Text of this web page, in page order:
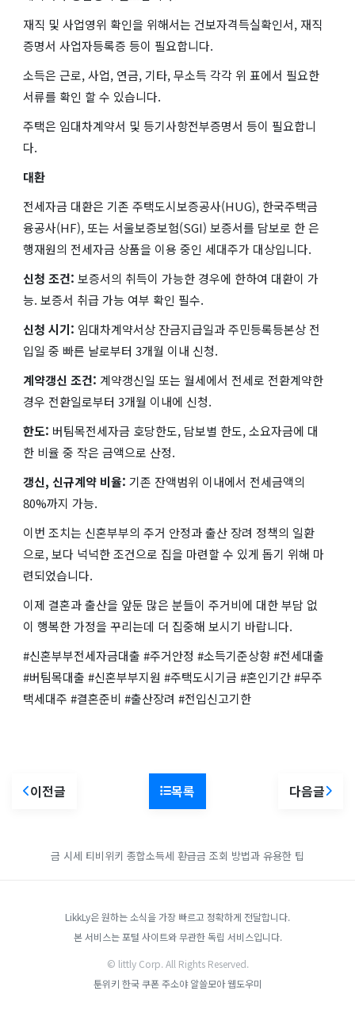
재직 및 사업영위 확인을 위해서는 건보자격득실확인서, 재직
증명서 사업자등록증 등이 필요합니다.
소득은 근로, 사업, 연금, 기타, 무소득 각각 위 표에서 필요한
서류를 확인 할 수 있습니다.
주택은 임대차계약서 및 등기사항전부증명서 등이 필요합니
다.
대환
전세자금 대환은 기존 주택도시보증공사(HUG), 한국주택금
융공사(HF), 또는 서울보증보험(SGI) 보증서를 담보로 한 은
행재원의 전세자금 상품을 이용 중인 세대주가 대상입니다.
신청 조건: 보증서의 취득이 가능한 경우에 한하여 대환이 가
능. 보증서 취급 가능 여부 확인 필수.
신청 시기: 임대차계약서상 잔금지급일과 주민등록등본상 전
입일 중 빠른 날로부터 3개월 이내 신청.
계약갱신 조건: 계약갱신일 또는 월세에서 전세로 전환계약한
경우 전환일로부터 3개월 이내에 신청.
한도: 버팀목전세자금 호당한도, 담보별 한도, 소요자금에 대
한 비율 중 작은 금액으로 산정.
갱신, 신규계약 비율: 기존 잔액범위 이내에서 전세금액의
80%까지 가능.
이번 조치는 신혼부부의 주거 안정과 출산 장려 정책의 일환
으로, 보다 넉넉한 조건으로 집을 마련할 수 있게 돕기 위해 마
련되었습니다.
이제 결혼과 출산을 앞둔 많은 분들이 주거비에 대한 부담 없
이 행복한 가정을 꾸리는데 더 집중해 보시기 바랍니다.
#신혼부부전세자금대출 #주거안정 #소득기준상향 #전세대출
#버팀목대출 #신혼부부지원 #주택도시기금 #혼인기간 #무주
택세대주 #결혼준비 #출산장려 #전입신고기한
이전글 목록 다음글
금 시세 티비위키 종합소득세 환급금 조회 방법과 유용한 팁
LikkLy은 원하는 소식을 가장 빠르고 정확하게 전달합니다.
본 서비스는 포털 사이트와 무관한 독립 서비스입니다.
© littly Corp. All Rights Reserved.
툰위키 한국 쿠폰 주소야 알쓸모아 웹도우미